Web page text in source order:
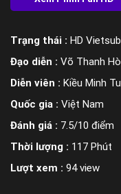
Trạng thái : HD Vietsub
Đạo diễn : Võ Thanh
Diễn viên : Kiều Minh
Quốc gia : Việt Nam
Đánh giá : 7.5/10 điểm
Thời lượng : 117 Phút
Lượt xem : 94 view